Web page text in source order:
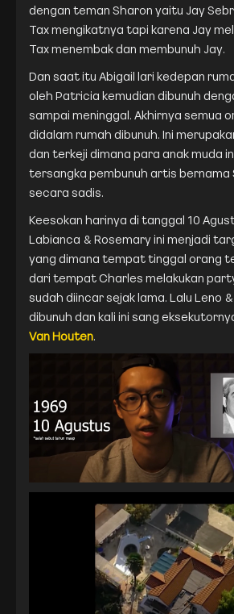
dengan teman Sharon yaitu Jay
Tax mengikatnya tapi karena Jay
Tax menembak dan membunuh Jay.
Dan saat itu Abigail lari kedepan
oleh Patricia kemudian dibunuh
sampai meninggal. Akhirnya semua
didalam rumah dibunuh. Ini
dan terkeji dimana para anak muda
tersangka pembunuh artis bernama
secara sadis.
Keesokan harinya di tanggal 10
Labianca & Rosemary ini menjadi
yang dimana tempat tinggal orang
dari tempat Charles melakukan
sudah diincar sejak lama. Lalu Leno
dibunuh dan kali ini sang
Van Houten.